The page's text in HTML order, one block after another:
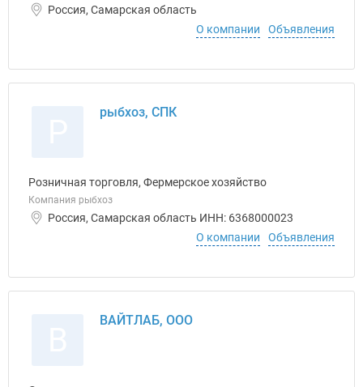
Россия, Самарская область
О компании
Объявления
рыбхоз, СПК
Розничная торговля, Фермерское хозяйство
Компания рыбхоз
Россия, Самарская область ИНН: 6368000023
О компании
Объявления
ВАЙТЛАБ, ООО